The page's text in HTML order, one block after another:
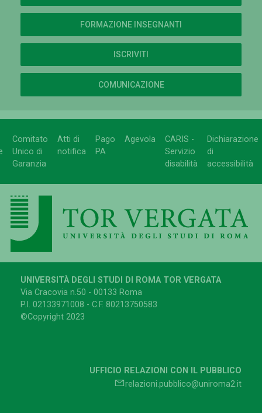
FORMAZIONE INSEGNANTI
ISCRIVITI
COMUNICAZIONE
Comitato
Unico di
Garanzia
Atti di
notifica
Pago
PA
Agevola
CARIS -
Servizio
disabilità
Dichiarazione
di
accessibilità
UNIVERSITÀ DEGLI STUDI DI ROMA TOR VERGATA
Via Cracovia n.50 - 00133 Roma
P.I. 02133971008 - C.F. 80213750583
©Copyright 2023
UFFICIO RELAZIONI CON IL PUBBLICO
relazioni.pubblico@uniroma2.it